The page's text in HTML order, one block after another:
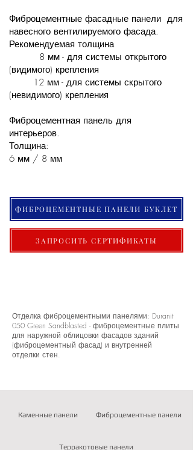
Фиброцементные фасадные панели для
навесного вентилируемого фасада.
Рекомендуемая толщина
8 мм - для системы открытого
(видимого) крепления
12 мм - для системы скрытого
(невидимого) крепления
Фиброцементная панель для
интерьеров.
Толщина:
6 мм / 8 мм
ФИБРОЦЕМЕНТНЫЕ ПАНЕЛИ БУКЛЕТ
ЗАПРОСИТЬ СЕРТИФИКАТЫ
Отделка фиброцементными панелями: Duranit
050 Green Sandblasted - фиброцементные плиты
для наружной облицовки фасадов зданий
(фиброцементный фасад) и внутренней
отделки стен.
Каменные панели Фиброцементные панели
Терракотовые панели